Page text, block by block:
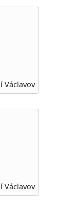
Václavov
Václavov